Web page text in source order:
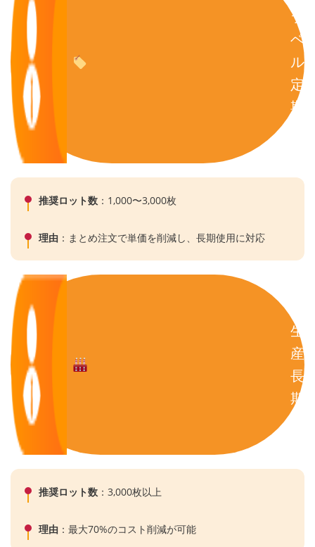
ラ
ベ
ル
定
期
推奨ロット数 ：1,000〜3,000枚
理由 ：まとめ注文で単価を削減し、長期使用に対応
生
産
長
期
推奨ロット数 ：3,000枚以上
理由 ：最大70%のコスト削減が可能